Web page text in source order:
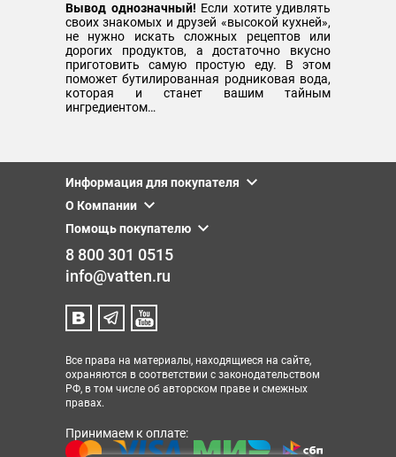
Вывод однозначный! Если хотите удивлять
своих знакомых и друзей «высокой кухней»,
не нужно искать сложных рецептов или
дорогих продуктов, а достаточно вкусно
приготовить самую простую еду. В этом
поможет бутилированная родниковая вода,
которая и станет вашим тайным
ингредиентом…
Информация для покупателя
О Компании
Помощь покупателю
8 800 301 0515
info@vatten.ru
Все права на материалы, находящиеся на сайте,
охраняются в соответствии с законодательством
РФ, в том числе об авторском праве и смежных
правах.
Принимаем к оплате: